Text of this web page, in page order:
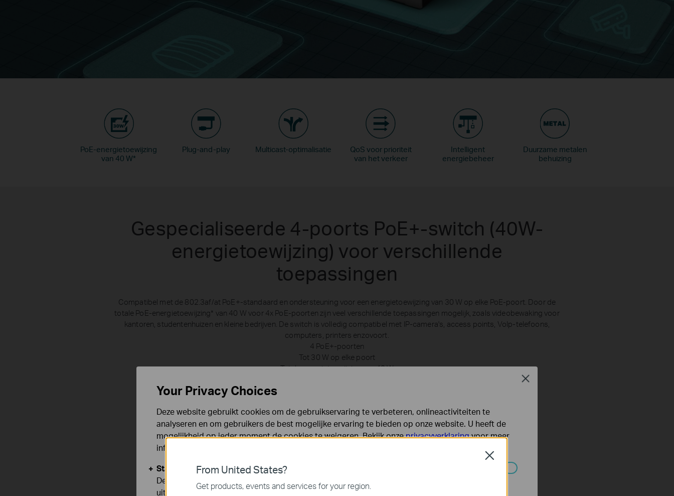
PoE-energietoewijzing
van 40 W*
Plug-and-play Multicast-optimalisatie
QoS voor prioriteit
van het verkeer
Intelligent
energiebeheer
Duurzame metalen
behuizing
Gespecialiseerde 4-poorts PoE+-switch (40W-
energietoewijzing) voor verschillende
toepassingen
Compatibel met de 802.3af/at PoE+-standaard en ondersteuning voor een energietoewijzing van 30 W op elke PoE-poort. Door de
totale PoE-energietoewijzing * van 40 W voor 4x PoE-poorten zijn veel verschillende toepassingen mogelijk, zoals videobewaking voor
kantoren, studentenhuizen en kleine bedrijven. De switch is volledig compatibel met IP-camera's, access points, VoIp-telefoons,
computers, printers enzovoort.
4 PoE+-poorten
Tot 30 W op elke poort
Totale energietoewijzing van 40 W
Bewaking
IP-camera
Conference calls
From United States?
Get products, events and services for your region.
Close
Your Privacy Choices
Deze website gebruikt cookies om de gebruikservaring te verbeteren, onlineactiviteiten te
analyseren en om gebruikers de best mogelijke ervaring te bieden op onze website. U heeft de
mogelijkheid op ieder moment de cookies te weigeren. Bekijk onzeprivacyverklaringvoor meer
informatie.
Standaard Cookies
Deze cookies zijn noodzakelijk voor de werking van de website en kunnen niet worden
uitgeschakeld.
Close